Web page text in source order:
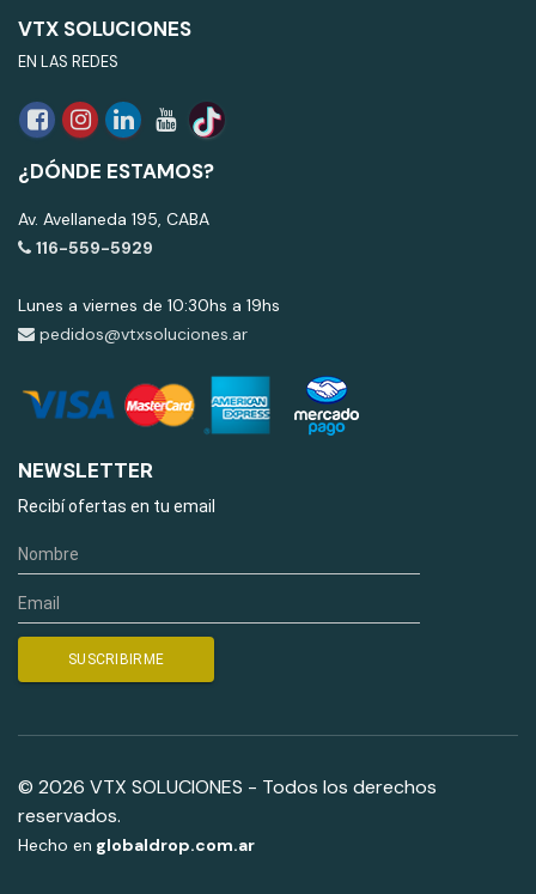
VTX SOLUCIONES
EN LAS REDES
¿DÓNDE ESTAMOS?
Av. Avellaneda 195, CABA
116-559-5929
Lunes a viernes de 10:30hs a 19hs
pedidos@vtxsoluciones.ar
NEWSLETTER
Recibí ofertas en tu email
© 2026 VTX SOLUCIONES - Todos los derechos
reservados.
Hecho en globaldrop.com.ar